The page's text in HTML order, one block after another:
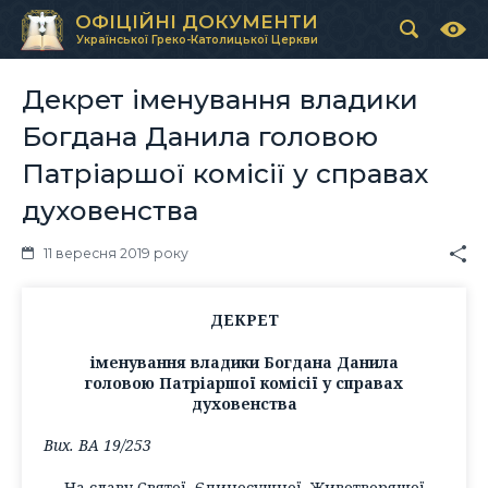
ОФІЦІЙНІ ДОКУМЕНТИ
Української Греко-Католицької Церкви
Декрет іменування владики
Богдана Данила головою
Патріаршої комісії у справах
духовенства
11 вересня 2019 року
ДЕКРЕТ
іменування владики Богдана Данила
головою Патріаршої комісії у справах
духовенства
Вих. ВА 19/253